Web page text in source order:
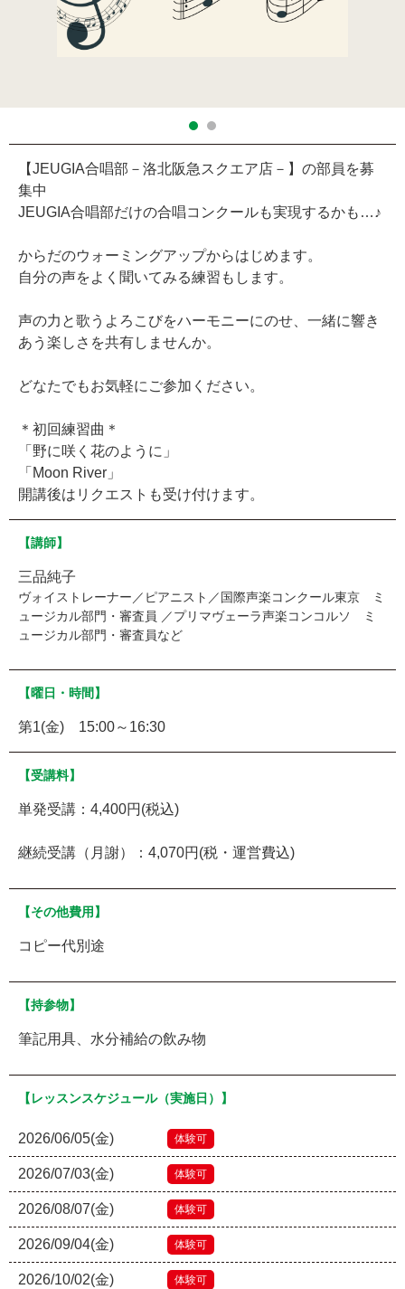
【JEUGIA合唱部－洛北阪急スクエア店－】の部員を募
集中
JEUGIA合唱部だけの合唱コンクールも実現するかも…♪
からだのウォーミングアップからはじめます。
自分の声をよく聞いてみる練習もします。
声の力と歌うよろこびをハーモニーにのせ、一緒に響き
あう楽しさを共有しませんか。
どなたでもお気軽にご参加ください。
＊初回練習曲＊
「野に咲く花のように」
「Moon River」
開講後はリクエストも受け付けます。
【講師】
三品純子
ヴォイストレーナー／ピアニスト／国際声楽コンクール東京 ミ
ュージカル部門・審査員 ／プリマヴェーラ声楽コンコルソ ミ
ュージカル部門・審査員など
【曜日・時間】
第1(金) 15:00～16:30
【受講料】
単発受講：4,400円(税込)
継続受講（月謝）：4,070円(税・運営費込)
【その他費用】
コピー代別途
【持参物】
筆記用具、水分補給の飲み物
【レッスンスケジュール（実施日）】
2026/06/05(金) 体験可
2026/07/03(金) 体験可
2026/08/07(金) 体験可
2026/09/04(金) 体験可
2026/10/02(金) 体験可